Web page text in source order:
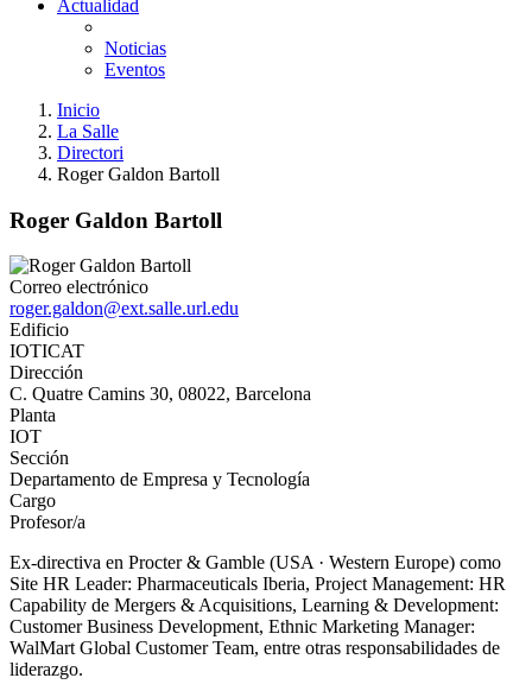
Actualidad
Noticias
Eventos
Inicio
La Salle
Directori
Roger Galdon Bartoll
Roger Galdon Bartoll
Correo electrónico
roger.galdon@ext.salle.url.edu
Edificio
IOTICAT
Dirección
C. Quatre Camins 30, 08022, Barcelona
Planta
IOT
Sección
Departamento de Empresa y Tecnología
Cargo
Profesor/a
Ex-directiva en Procter & Gamble (USA · Western Europe) como
Site HR Leader: Pharmaceuticals Iberia, Project Management: HR
Capability de Mergers & Acquisitions, Learning & Development:
Customer Business Development, Ethnic Marketing Manager:
WalMart Global Customer Team, entre otras responsabilidades de
liderazgo.